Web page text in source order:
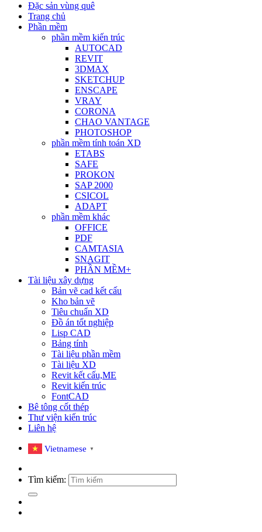
Đặc sản vùng quê
Trang chủ
Phần mềm
phần mềm kiến trúc
AUTOCAD
REVIT
3DMAX
SKETCHUP
ENSCAPE
VRAY
CORONA
CHAO VANTAGE
PHOTOSHOP
phần mềm tính toán XD
ETABS
SAFE
PROKON
SAP 2000
CSICOL
ADAPT
phần mềm khác
OFFICE
PDF
CAMTASIA
SNAGIT
PHẦN MỀM+
Tài liệu xây dựng
Bản vẽ cad kết cấu
Kho bản vẽ
Tiêu chuẩn XD
Đồ án tốt nghiệp
Lisp CAD
Bảng tính
Tài liệu phần mềm
Tài liệu XD
Revit kết cấu,ME
Revit kiến trúc
FontCAD
Bê tông cốt thép
Thư viện kiến trúc
Liên hệ
Vietnamese ▼
Tìm kiếm: